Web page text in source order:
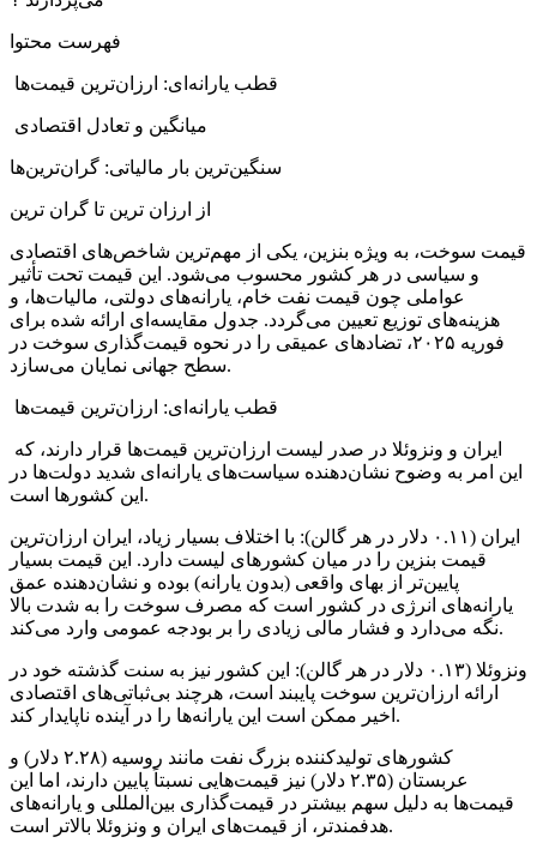
فهرست محتوا
قطب یارانه‌ای: ارزان‌ترین قیمت‌ها
میانگین و تعادل اقتصادی
سنگین‌ترین بار مالیاتی: گران‌ترین‌ها
از ارزان‌ ترین تا گران‌ ترین
قیمت سوخت، به ویژه بنزین، یکی از مهم‌ترین شاخص‌های اقتصادی
و سیاسی در هر کشور محسوب می‌شود. این قیمت تحت تأثیر
عواملی چون قیمت نفت خام، یارانه‌های دولتی، مالیات‌ها، و
هزینه‌های توزیع تعیین می‌گردد. جدول مقایسه‌ای ارائه شده برای
فوریه ۲۰۲۵، تضادهای عمیقی را در نحوه قیمت‌گذاری سوخت در
سطح جهانی نمایان می‌سازد.
قطب یارانه‌ای: ارزان‌ترین قیمت‌ها
این امر به وضوح نشان‌دهنده سیاست‌های یارانه‌ای شدید دولت‌ها در
این کشورها است.
ایران (۰.۱۱ دلار در هر گالن): با اختلاف بسیار زیاد، ایران ارزان‌ترین
قیمت بنزین را در میان کشورهای لیست دارد. این قیمت بسیار
پایین‌تر از بهای واقعی (بدون یارانه) بوده و نشان‌دهنده عمق
یارانه‌های انرژی در کشور است که مصرف سوخت را به شدت بالا
نگه می‌دارد و فشار مالی زیادی را بر بودجه عمومی وارد می‌کند.
ونزوئلا (۰.۱۳ دلار در هر گالن): این کشور نیز به سنت گذشته خود در
ارائه ارزان‌ترین سوخت پایبند است، هرچند بی‌ثباتی‌های اقتصادی
اخیر ممکن است این یارانه‌ها را در آینده ناپایدار کند.
کشورهای تولیدکننده بزرگ نفت مانند روسیه (۲.۲۸ دلار) و
عربستان (۲.۳۵ دلار) نیز قیمت‌هایی نسبتاً پایین دارند، اما این
قیمت‌ها به دلیل سهم بیشتر در قیمت‌گذاری بین‌المللی و یارانه‌های
هدفمندتر، از قیمت‌های ایران و ونزوئلا بالاتر است.